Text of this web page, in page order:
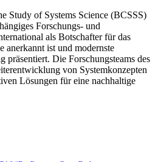
Study of Systems Science (BCSSS)
Forschungs- und
als Botschafter für das
anerkannt ist und modernste
präsentiert. Die Forschungsteams des
von Systemkonzepten
Lösungen für eine nachhaltige